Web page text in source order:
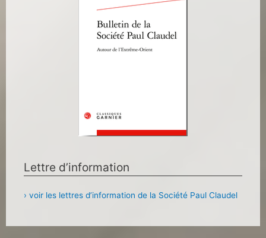
Lettre d’information
› voir les lettres d’information de la Société Paul Claudel